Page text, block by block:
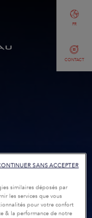
CONTACT
FR
similaires déposés par
les services que vous
pour votre confort
& la performance de notre
SANS ACCEPTER